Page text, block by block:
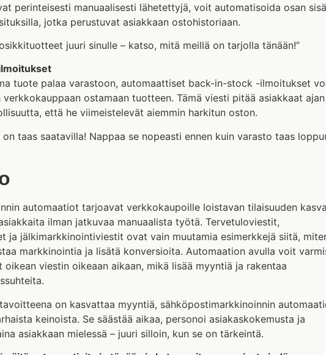
perinteisesti manuaalisesti lähetettyjä, voit automatisoida osan
jotka perustuvat asiakkaan ostohistoriaan.
juuri sinulle – katso, mitä meillä on tarjolla tänään!”
tuote palaa varastoon, automaattiset back-in-stock -ilmoitukset
ostamaan tuotteen. Tämä viesti pitää asiakkaat ajan
että he viimeistelevät aiemmin harkitun oston.
on taas saatavilla! Nappaa se nopeasti ennen kuin varasto taas
automaatiot tarjoavat verkkokaupoille loistavan tilaisuuden
ilman jatkuvaa manuaalista työtä. Tervetuloviestit,
ja jälkimarkkinointiviestit ovat vain muutamia esimerkkejä siitä,
markkinointia ja lisätä konversioita. Automaation avulla voit
viestin oikeaan aikaan, mikä lisää myyntiä ja rakentaa
on kasvattaa myyntiä, sähköpostimarkkinoinnin
keinoista. Se säästää aikaa, personoi asiakaskokemusta ja
asiakkaan mielessä – juuri silloin, kun se on tärkeintä.